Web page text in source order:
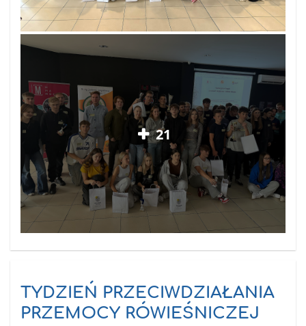
21
TYDZIEŃ PRZECIWDZIAŁANIA
PRZEMOCY RÓWIEŚNICZEJ